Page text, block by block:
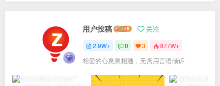
用户投稿 关注
2.9W+ 0 3 877W+
相爱的心息息相通，无需用言语倾诉